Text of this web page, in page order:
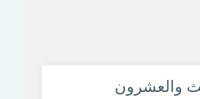
والعشرون